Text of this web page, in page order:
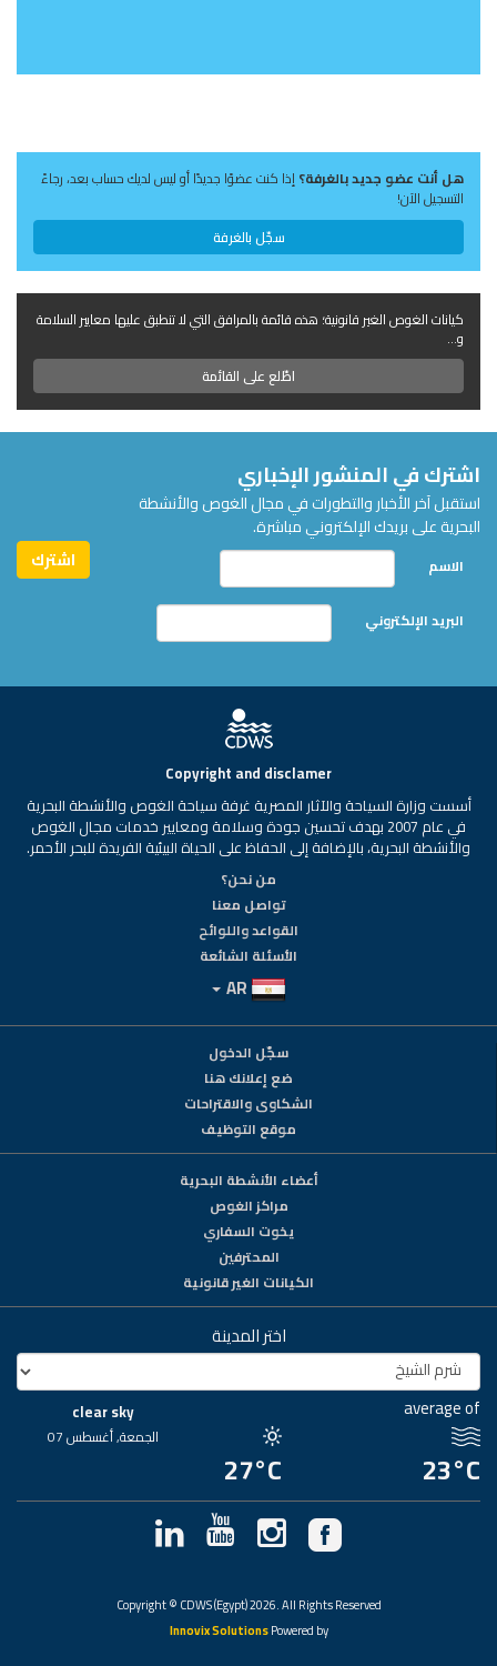
هل أنت عضو جديد بالغرفة؟إذا كنت عضوًا جديدًا أو ليس لديك حساب بعد، رجاءً
التسجيل الآن!
سجّل بالغرفة
كيانات الغوص الغير قانونية؛ هذه قائمة بالمرافق التي لا تنطبق عليها معايير السلامة
و...
اطّلع على القائمة
اشترك في المنشور الإخباري
استقبل آخر الأخبار والتطورات في مجال الغوص والأنشطة
البحرية على بريدك الإلكتروني مباشرة.
الاسم
البريد الإلكتروني
Copyright and disclamer
أسست وزارة السياحة والآثار المصرية غرفة سياحة الغوص والأنشطة البحرية
في عام 2007 بهدف تحسين جودة وسلامة ومعايير خدمات مجال الغوص
والأنشطة البحرية، بالإضافة إلى الحفاظ على الحياة البيئية الفريدة للبحر الأحمر.
من نحن؟
تواصل معنا
القواعد واللوائح
الأسئلة الشائعة
سجّل الدخول
ضع إعلانك هنا
الشكاوى والاقتراحات
موقع التوظيف
أعضاء الأنشطة البحرية
مراكز الغوص
يخوت السفاري
المحترفين
الكيانات الغير قانونية
اختر المدينة
average of
23°C
27°C
clear sky
الجمعة, أغسطس 07
Copyright © CDWS (Egypt) 2026. All Rights Reserved
Powered by
Innovix Solutions